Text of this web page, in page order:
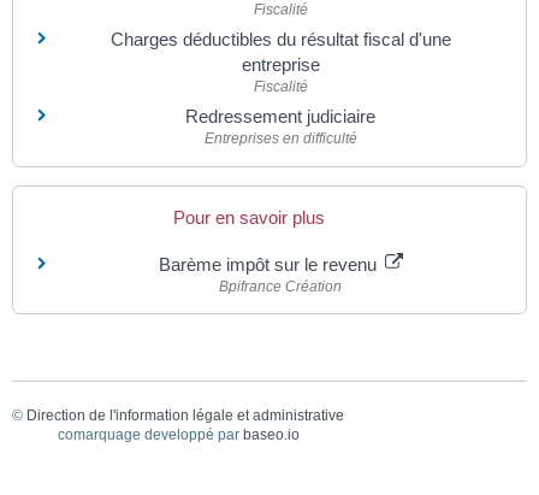
Fiscalité
Charges déductibles du résultat fiscal d'une
entreprise
Fiscalité
Redressement judiciaire
Entreprises en difficulté
Pour en savoir plus
Barème impôt sur le revenu
Bpifrance Création
© Direction de l'information légale et administrative
comarquage developpé par baseo.io